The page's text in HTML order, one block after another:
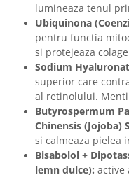
lumineaza tenul
Ubiquinona
pentru functia
si protejeaza
Sodium
superior care
al retinolului.
Butyrospermum
Chinensis (Jojoba)
si calmeaza pielea
Bisabolol +
lemn dulce): active